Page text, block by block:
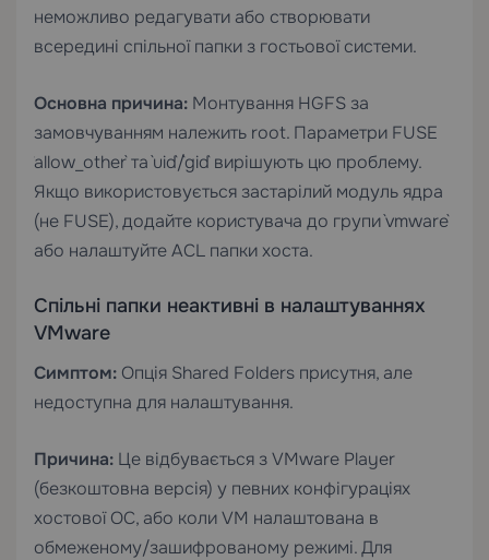
неможливо редагувати або створювати
всередині спільної папки з гостьової системи.
Основна причина: Монтування HGFS за
замовчуванням належить root. Параметри FUSE
`allow_other` та `uid`/`gid` вирішують цю проблему.
Якщо використовується застарілий модуль ядра
(не FUSE), додайте користувача до групи `vmware`
або налаштуйте ACL папки хоста.
Спільні папки неактивні в налаштуваннях
VMware
Симптом: Опція Shared Folders присутня, але
недоступна для налаштування.
Причина: Це відбувається з VMware Player
(безкоштовна версія) у певних конфігураціях
хостової ОС, або коли VM налаштована в
обмеженому/зашифрованому режимі. Для